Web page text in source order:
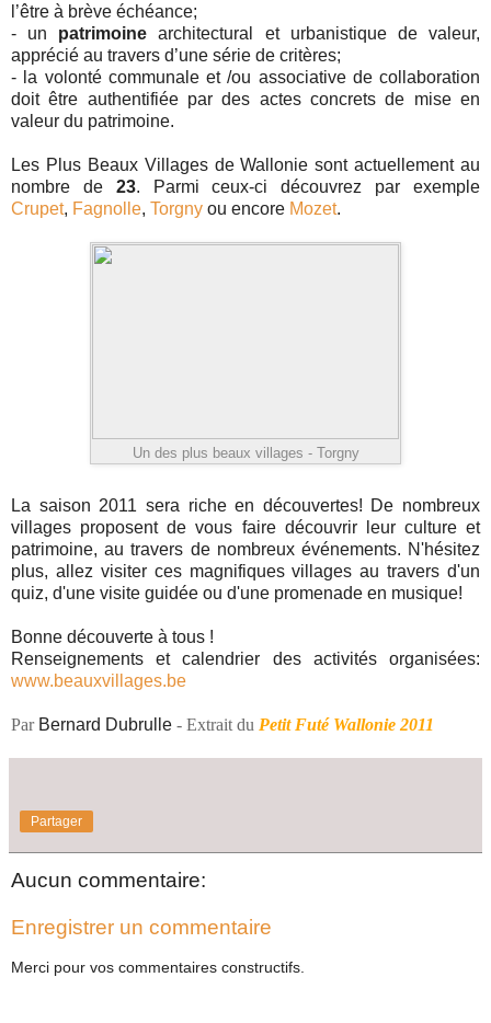
l’être à brève échéance;
- un patrimoine architectural et urbanistique de valeur,
apprécié au travers d’une série de critères;
- la volonté communale et /ou associative de collaboration
doit être authentifiée par des actes concrets de mise en
valeur du patrimoine.
Les Plus Beaux Villages de Wallonie sont actuellement au
nombre de 23. Parmi ceux-ci découvrez par exemple
Crupet, Fagnolle, Torgny ou encore Mozet.
Un des plus beaux villages - Torgny
La saison 2011 sera riche en découvertes! De nombreux
villages proposent de vous faire découvrir leur culture et
patrimoine, au travers de nombreux événements. N'hésitez
plus, allez visiter ces magnifiques villages au travers d'un
quiz, d'une visite guidée ou d'une promenade en musique!
Bonne découverte à tous !
Renseignements et calendrier des activités organisées:
www.beauxvillages.be
Par Bernard Dubrulle - Extrait du Petit Futé Wallonie 2011
Partager
Aucun commentaire:
Enregistrer un commentaire
Merci pour vos commentaires constructifs.